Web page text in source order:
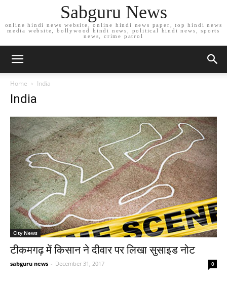
Sabguru News
online hindi news website, online hindi news paper, top hindi news
media website, bollywood hindi news, political hindi news, sports
news, crime patrol
Home India
India
City News
टीकमगढ़ में किसान ने दीवार पर लिखा सुसाइड नोट
sabguru news - December 31, 2017 0